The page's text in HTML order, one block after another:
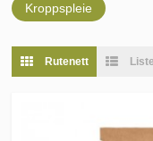
Kroppspleie
Rutenett Liste